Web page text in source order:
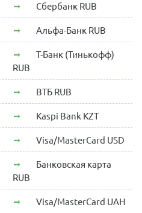
Сбербанк RUB
Альфа-Банк RUB
Т-Банк (Тинькофф)
RUB
ВТБ RUB
Kaspi Bank KZT
Visa/MasterCard USD
Банковская карта
RUB
Visa/MasterCard UAH